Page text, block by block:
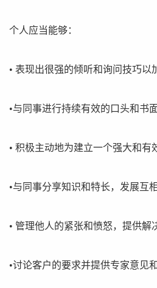
个人应当能够：
• 表现出很强的倾听和询问技巧以
•与同事进行持续有效的口头和书
• 积极主动地为建立一个强大和有
•与同事分享知识和特长，发展互
• 管理他人的紧张和愤怒，提供解
•讨论客户的要求并提供专家意见